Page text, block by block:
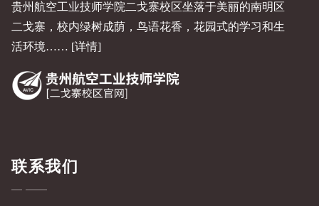
贵州航空工业技师学院二戈寨校区坐落于美丽的南明区
二戈寨，校内绿树成荫，鸟语花香，花园式的学习和生
活环境…… [详情]
联系我们